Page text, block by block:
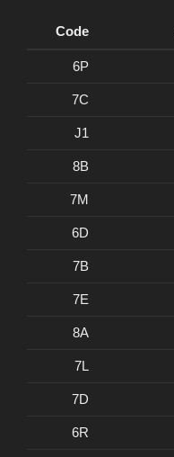
Code
6P
7C
J1
8B
7M
6D
7B
7E
8A
7L
7D
6R